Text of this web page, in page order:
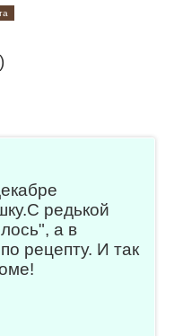
редькой
а в
рецепту. И так